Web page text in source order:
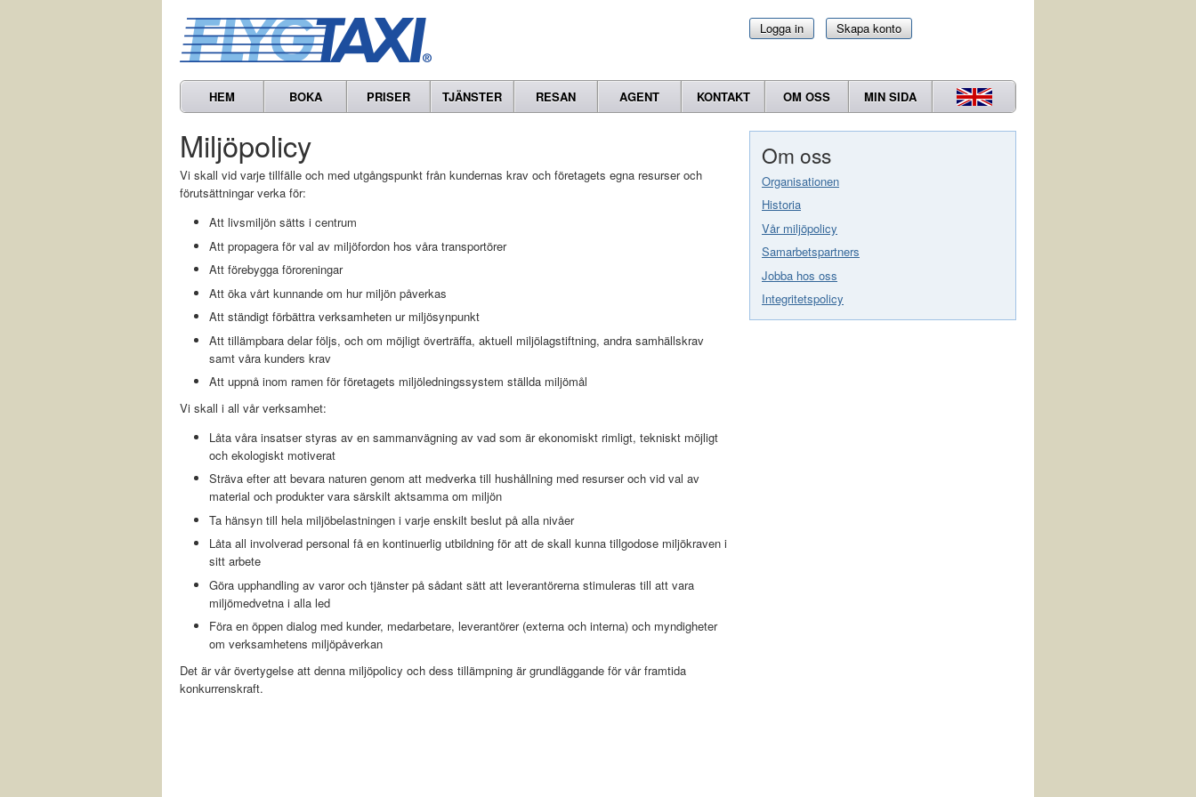
Logga in Skapa konto
HEM BOKA PRISER TJÄNSTER RESAN AGENT KONTAKT OM OSS MIN SIDA
Om oss
Organisationen
Historia
Vår miljöpolicy
Samarbetspartners
Jobba hos oss
Integritetspolicy
Miljöpolicy
Vi skall vid varje tillfälle och med utgångspunkt från kundernas krav och företagets egna resurser och
förutsättningar verka för:
Att livsmiljön sätts i centrum
Att propagera för val av miljöfordon hos våra transportörer
Att förebygga föroreningar
Att öka vårt kunnande om hur miljön påverkas
Att ständigt förbättra verksamheten ur miljösynpunkt
Att tillämpbara delar följs, och om möjligt överträffa, aktuell miljölagstiftning, andra samhällskrav
samt våra kunders krav
Att uppnå inom ramen för företagets miljöledningssystem ställda miljömål
Vi skall i all vår verksamhet:
Låta våra insatser styras av en sammanvägning av vad som är ekonomiskt rimligt, tekniskt möjligt
och ekologiskt motiverat
Sträva efter att bevara naturen genom att medverka till hushållning med resurser och vid val av
material och produkter vara särskilt aktsamma om miljön
Ta hänsyn till hela miljöbelastningen i varje enskilt beslut på alla nivåer
Låta all involverad personal få en kontinuerlig utbildning för att de skall kunna tillgodose miljökraven i
sitt arbete
Göra upphandling av varor och tjänster på sådant sätt att leverantörerna stimuleras till att vara
miljömedvetna i alla led
Föra en öppen dialog med kunder, medarbetare, leverantörer (externa och interna) och myndigheter
om verksamhetens miljöpåverkan
Det är vår övertygelse att denna miljöpolicy och dess tillämpning är grundläggande för vår framtida
konkurrenskraft.